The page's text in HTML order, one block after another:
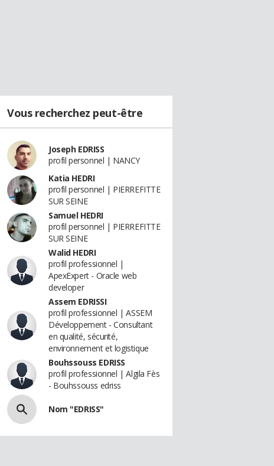
Vous recherchez peut-être
Joseph EDRISS
profil personnel | NANCY
Katia HEDRI
profil personnel | PIERREFITTE
SUR SEINE
Samuel HEDRI
profil personnel | PIERREFITTE
SUR SEINE
Walid HEDRI
profil professionnel |
ApexExpert - Oracle web
developer
Assem EDRISSI
profil professionnel | ASSEM
Développement - Consultant
en qualité, sécurité,
environnement et logistique
Bouhssouss EDRISS
profil professionnel | Algila Fès
- Bouhssouss edriss
Nom "EDRISS"